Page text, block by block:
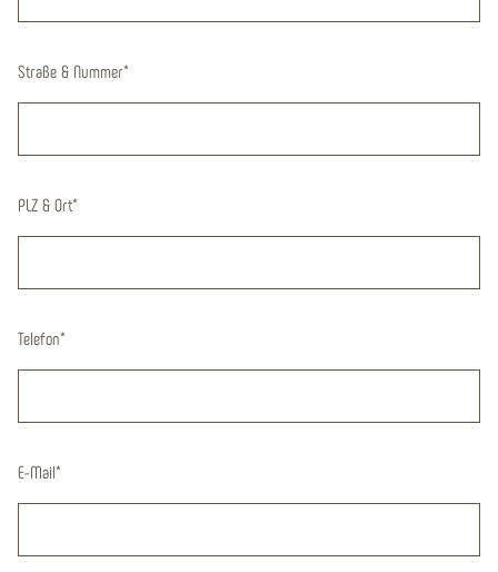
Straße & Nummer*
PLZ & Ort*
Telefon*
E-Mail*